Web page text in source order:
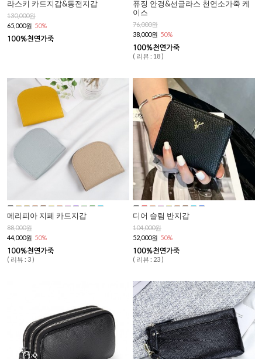
라스키 카드지갑&동전지갑
130,000원
65,000원 50%
퓨징 안경&선글라스 천연소가죽 케
이스
76,000원
38,000원 50%
( 리뷰 : 18 )
메리피아 지폐 카드지갑
88,000원
44,000원 50%
( 리뷰 : 3 )
디어 슬림 반지갑
104,000원
52,000원 50%
( 리뷰 : 23 )